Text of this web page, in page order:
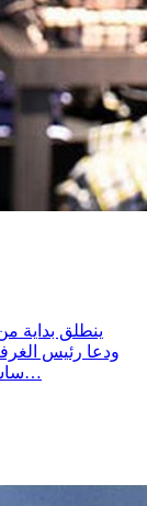
ودعا رئيس
ساسي التجار في كامل تراب الجهورية إلى الانخراط…